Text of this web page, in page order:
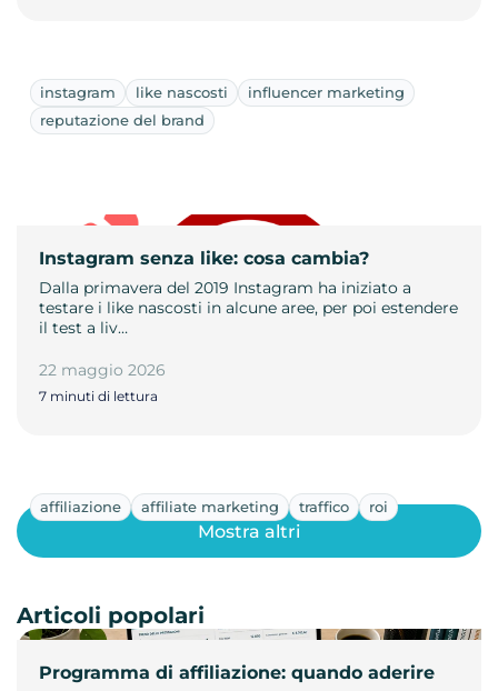
instagram like nascosti
influencer marketing
reputazione del brand
Instagram senza like: cosa cambia?
Dalla primavera del 2019 Instagram ha iniziato a
testare i like nascosti in alcune aree, per poi estendere
il test a liv…
22 maggio 2026
7 minuti di lettura
affiliazione affiliate marketing traffico roi
Programma di affiliazione: quando aderire
Mostra altri
Articoli popolari